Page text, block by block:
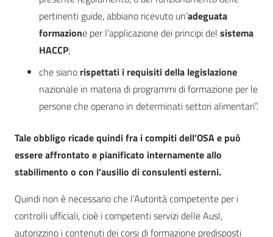
pertinenti guide, abbiano ricevuto un’adeguata
formazione per l’applicazione dei principi del sistema
HACCP;
che siano rispettati i requisiti della legislazione
nazionale in materia di programmi di formazione per le
persone che operano in determinati settori alimentari”.
Tale obbligo ricade quindi fra i compiti dell’OSA e può
essere affrontato e pianificato internamente allo
stabilimento o con l’ausilio di consulenti esterni.
Quindi non è necessario che l’Autorità competente per i
controlli ufficiali, cioè i competenti servizi delle Ausl,
autorizzino i contenuti dei corsi di formazione predisposti